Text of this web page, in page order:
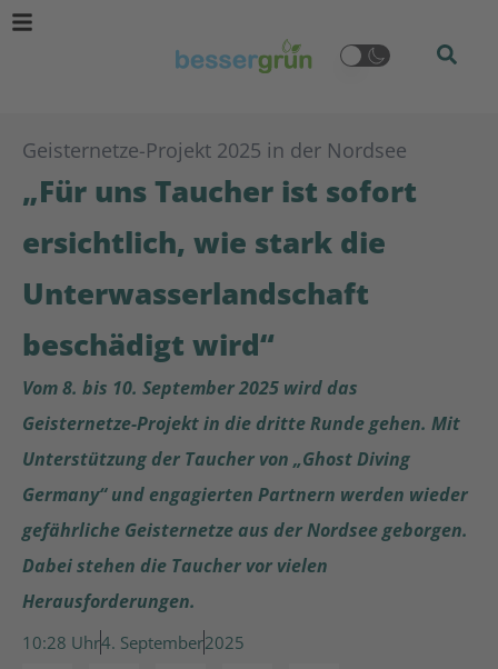
Geisternetze-Projekt 2025 in der Nordsee
„Für uns Taucher ist sofort
ersichtlich, wie stark die
Unterwasserlandschaft
beschädigt wird“
Vom 8. bis 10. September 2025 wird das
Geisternetze-Projekt in die dritte Runde gehen. Mit
Unterstützung der Taucher von „Ghost Diving
Germany“ und engagierten Partnern werden wieder
gefährliche Geisternetze aus der Nordsee geborgen.
Dabei stehen die Taucher vor vielen
Herausforderungen.
10:28 4. September2025